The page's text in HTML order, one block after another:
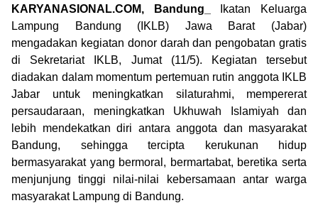
KARYANASIONAL.COM, Bandung_
Ikatan Keluarga
Lampung Bandung (IKLB) Jawa Barat (Jabar)
mengadakan kegiatan donor darah dan pengobatan gratis
di Sekretariat IKLB, Jumat (11/5). Kegiatan tersebut
diadakan dalam momentum pertemuan rutin anggota IKLB
Jabar untuk meningkatkan silaturahmi, mempererat
persaudaraan, meningkatkan Ukhuwah Islamiyah dan
lebih mendekatkan diri antara anggota dan masyarakat
Bandung, sehingga tercipta kerukunan hidup
bermasyarakat yang bermoral, bermartabat, beretika serta
menjunjung tinggi nilai-nilai kebersamaan antar warga
masyarakat Lampung di Bandung.